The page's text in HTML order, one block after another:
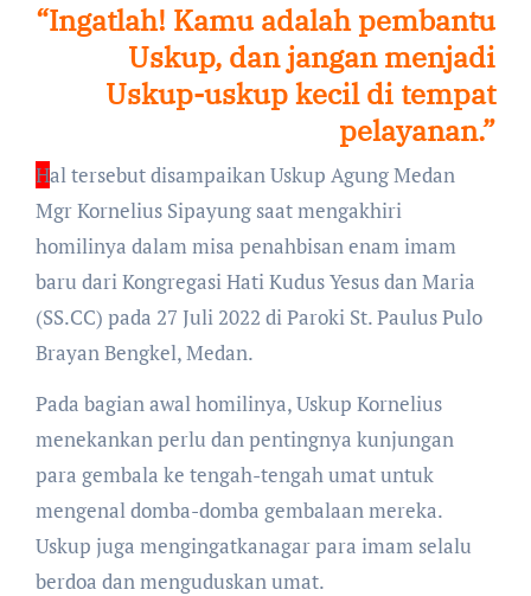
“Ingatlah! Kamu adalah pembantu
Uskup, dan jangan menjadi
Uskup-uskup kecil di tempat
pelayanan.”
Hal tersebut disampaikan Uskup Agung Medan
Mgr Kornelius Sipayung saat mengakhiri
homilinya dalam misa penahbisan enam imam
baru dari Kongregasi Hati Kudus Yesus dan Maria
(SS.CC) pada 27 Juli 2022 di Paroki St. Paulus Pulo
Brayan Bengkel, Medan.
Pada bagian awal homilinya, Uskup Kornelius
menekankan perlu dan pentingnya kunjungan
para gembala ke tengah-tengah umat untuk
mengenal domba-domba gembalaan mereka.
Uskup juga mengingatkanagar para imam selalu
berdoa dan menguduskan umat.